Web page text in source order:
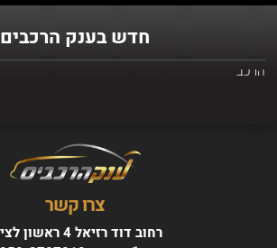
חדש בענק הרכבים
צרו קשר
רחוב דוד רזיאל 4 ראשון לציון,